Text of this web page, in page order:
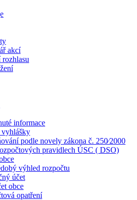
akcí
rozhlasu
informace
podle novely zákona č. 250⁄2000
pravidlech ÚSC ( DSO)
výhled rozpočtu
účet
obce
opatření